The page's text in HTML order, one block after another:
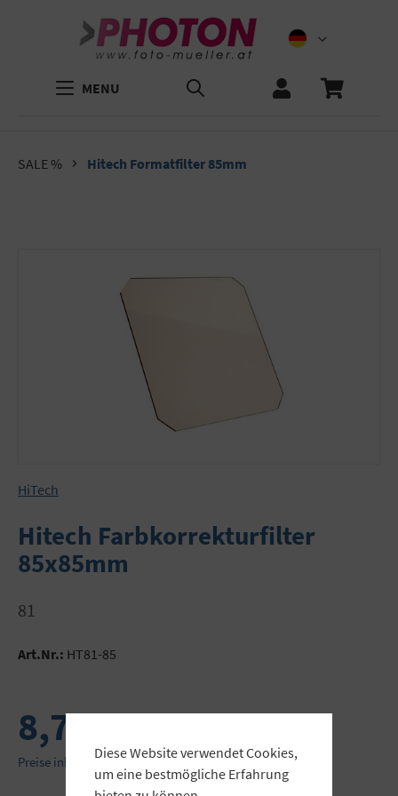
MENU
SALE % Hitech Formatfilter 85mm
HiTech
Hitech Farbkorrekturfilter
85x85mm
81
Art.Nr.: HT81-85
8,72 €
Preise inkl. MwSt. zzgl. Versandkosten
Diese Website verwendet Cookies,
um eine bestmögliche Erfahrung